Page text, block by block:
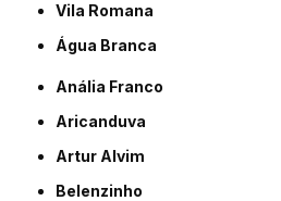
Vila Romana
Água Branca
Anália Franco
Aricanduva
Artur Alvim
Belenzinho